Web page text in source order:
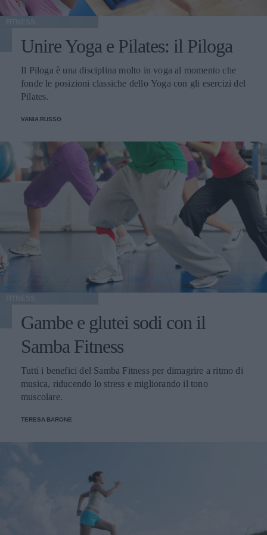
vedere nel video qui sotto...
Unire Yoga e Pilates: il Piloga
Il Piloga è una disciplina molto in voga al momento che
fonde le posizioni classiche dello Yoga con gli esercizi del
Pilates.
VANIA RUSSO
Gambe e glutei sodi con il
Samba Fitness
Tutti i benefici del Samba Fitness per dimagrire a ritmo di
musica, riducendo lo stress e migliorando il tono
muscolare.
TERESA BARONE